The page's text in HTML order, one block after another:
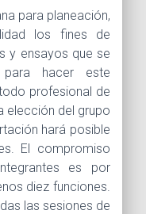
para planeación,
los fines de
y ensayos que se
para hacer este
profesional de
elección del grupo
hará posible
El compromiso
es por
diez funciones.
las sesiones de